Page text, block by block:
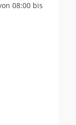
08:00 bis